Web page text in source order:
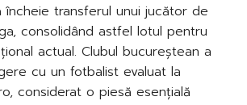
încheie transferul unui jucător de
consolidând astfel lotul pentru
actual. Clubul bucureștean a
cu un fotbalist evaluat la
considerat o piesă esențială